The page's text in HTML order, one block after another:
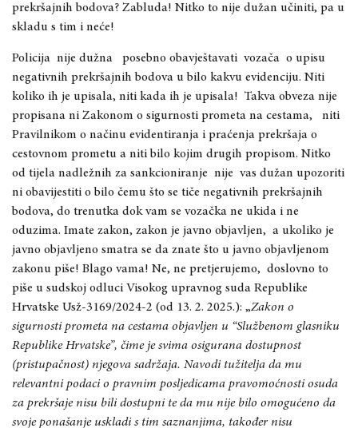
prekršajnih bodova? Zabluda! Nitko to nije dužan učiniti, pa u
skladu s tim i neće!
Policija nije dužna posebno obavještavati vozača o upisu
negativnih prekršajnih bodova u bilo kakvu evidenciju. Niti
koliko ih je upisala, niti kada ih je upisala! Takva obveza nije
propisana ni Zakonom o sigurnosti prometa na cestama, niti
Pravilnikom o načinu evidentiranja i praćenja prekršaja o
cestovnom prometu a niti bilo kojim drugih propisom. Nitko
od tijela nadležnih za sankcioniranje nije vas dužan upozoriti
ni obavijestiti o bilo čemu što se tiče negativnih prekršajnih
bodova, do trenutka dok vam se vozačka ne ukida i ne
oduzima. Imate zakon, zakon je javno objavljen, a ukoliko je
javno objavljeno smatra se da znate što u javno objavljenom
zakonu piše! Blago vama! Ne, ne pretjerujemo, doslovno to
piše u sudskoj odluci Visokog upravnog suda Republike
Hrvatske Usž-3169/2024-2 (od 13. 2. 2025.): „Zakon o
sigurnosti prometa na cestama objavljen u “Službenom glasniku
Republike Hrvatske”, čime je svima osigurana dostupnost
(pristupačnost) njegova sadržaja. Navodi tužitelja da mu
relevantni podaci o pravnim posljedicama pravomoćnosti osuda
za prekršaje nisu bili dostupni te da mu nije bilo omogućeno da
svoje ponašanje uskladi s tim saznanjima, također nisu